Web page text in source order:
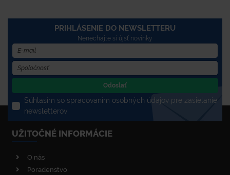
PRIHLÁSENIE DO NEWSLETTERU
Nenechajte si újsť novinky
Odoslať
Súhlasím so spracovaním osobných údajov pre zasielanie
newsletterov
UŽITOČNÉ INFORMÁCIE
O nás
Poradenstvo